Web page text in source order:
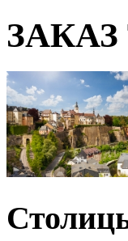
ЗАКАЗ